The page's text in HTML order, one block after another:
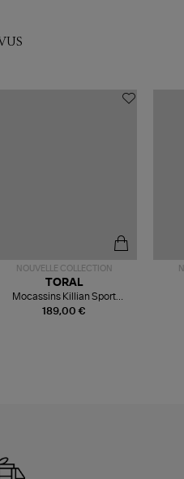
NOUVELLE COLLECTION
189,00 €
TORAL
Mocassins Killian Sport
Mousse